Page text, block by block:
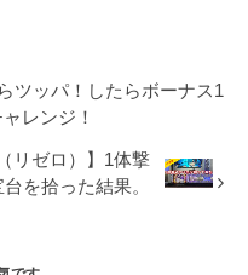
ツッパ！したらボーナス1
レンジ！
リゼロ）】1体撃
を拾った結果。